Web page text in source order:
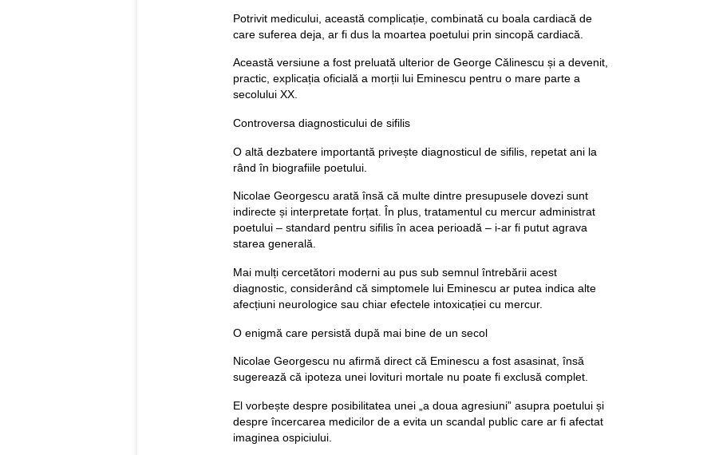
Potrivit medicului, această complicație, combinată cu boala cardiacă de
care suferea deja, ar fi dus la moartea poetului prin sincopă cardiacă.
Această versiune a fost preluată ulterior de George Călinescu și a devenit,
practic, explicația oficială a morții lui Eminescu pentru o mare parte a
secolului XX.
Controversa diagnosticului de sifilis
O altă dezbatere importantă privește diagnosticul de sifilis, repetat ani la
rând în biografiile poetului.
Nicolae Georgescu arată însă că multe dintre presupusele dovezi sunt
indirecte și interpretate forțat. În plus, tratamentul cu mercur administrat
poetului – standard pentru sifilis în acea perioadă – i-ar fi putut agrava
starea generală.
Mai mulți cercetători moderni au pus sub semnul întrebării acest
diagnostic, considerând că simptomele lui Eminescu ar putea indica alte
afecțiuni neurologice sau chiar efectele intoxicației cu mercur.
O enigmă care persistă după mai bine de un secol
Nicolae Georgescu nu afirmă direct că Eminescu a fost asasinat, însă
sugerează că ipoteza unei lovituri mortale nu poate fi exclusă complet.
El vorbește despre posibilitatea unei „a doua agresiuni” asupra poetului și
despre încercarea medicilor de a evita un scandal public care ar fi afectat
imaginea ospiciului.